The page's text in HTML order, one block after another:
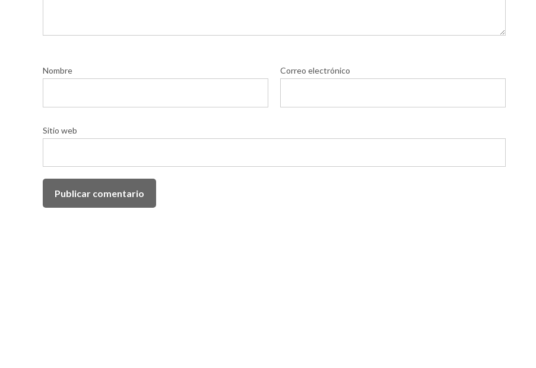
Nombre Correo electrónico
Sitio web